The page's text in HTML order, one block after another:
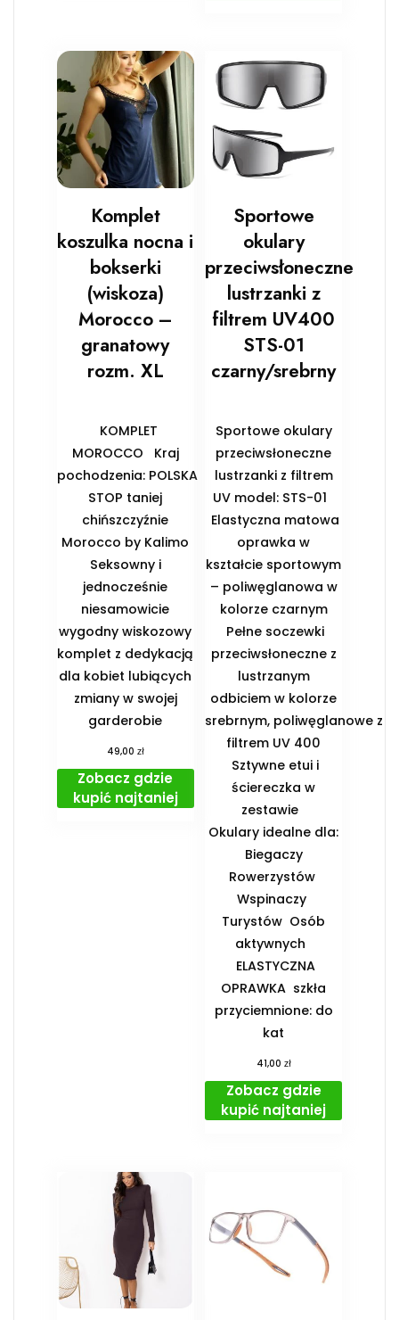
Komplet
koszulka nocna i
bokserki
(wiskoza)
Morocco –
granatowy
rozm. XL
KOMPLET
MOROCCO Kraj
pochodzenia: POLSKA
STOP taniej
chińszczyźnie
Morocco by Kalimo
Seksowny i
jednocześnie
niesamowicie
wygodny wiskozowy
komplet z dedykacją
dla kobiet lubiących
zmiany w swojej
garderobie
49,00 zł
Zobacz gdzie
kupić najtaniej
Sportowe
okulary
przeciwsłoneczne
lustrzanki z
filtrem UV400
STS-01
czarny/srebrny
Sportowe okulary
przeciwsłoneczne
lustrzanki z filtrem
UV model: STS-01
Elastyczna matowa
oprawka w
kształcie sportowym
– poliwęglanowa w
kolorze czarnym
Pełne soczewki
przeciwsłoneczne z
lustrzanym
odbiciem w kolorze
srebrnym, poliwęglanowe z
filtrem UV 400
Sztywne etui i
ściereczka w
zestawie
️Okulary idealne dla:
️ Biegaczy ️
Rowerzystów ️
Wspinaczy ️
Turystów ️ Osób
aktywnych
️ ELASTYCZNA
OPRAWKA ️ szkła
przyciemnione: do
kat
41,00 zł
Zobacz gdzie
kupić najtaniej